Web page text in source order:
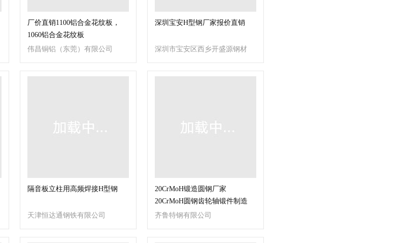
厂价直销1100铝合金花纹板，
1060铝合金花纹板
伟昌铜铝（东莞）有限公司
深圳宝安H型钢厂家报价直销
深圳市宝安区西乡开盛源钢材
经营部
隔音板立柱用高频焊接H型钢
天津恒达通钢铁有限公司
20CrMoH锻造圆钢厂家
20CrMoH圆钢齿轮轴锻件制造
齐鲁特钢有限公司